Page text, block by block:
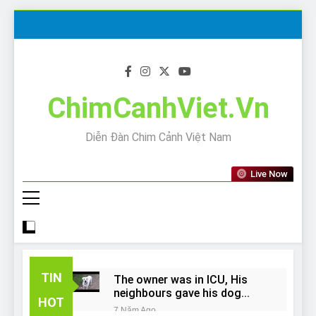
ChimCanhViet.Vn
Diễn Đàn Chim Cảnh Việt Nam
Live Now
TIN
HOT
The owner was in ICU, His
neighbours gave his dog
away!
7 Năm Ago